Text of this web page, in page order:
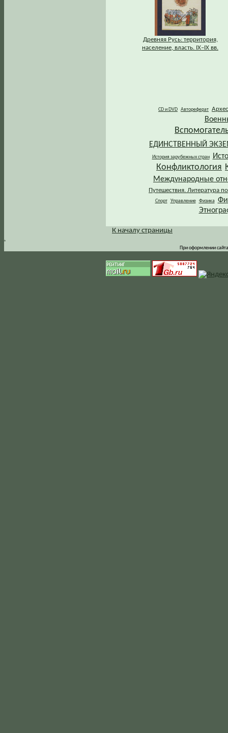
Древняя Русь: территория,
население, власть. IХ–IХ вв.
CD и DVD Автореферат
ЕДИНСТВЕННЫЙ
История зарубежных стран
Конфликтология
Международные
Путешествия. Литература
Спорт Управление Физика
.
К началу страницы
При оформлении